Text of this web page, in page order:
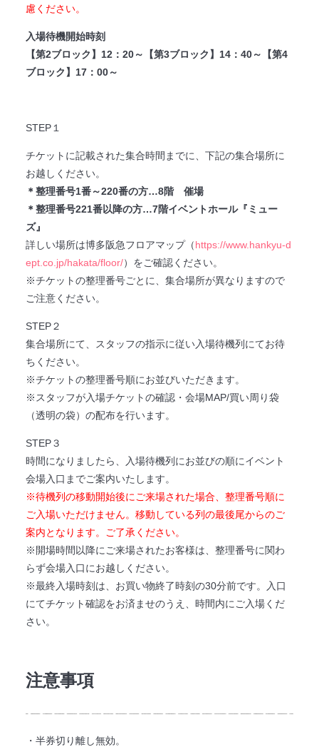
慮ください。
入場待機開始時刻
【第2ブロック】12：20～【第3ブロック】14：40～【第4
ブロック】17：00～
STEP１
チケットに記載された集合時間までに、下記の集合場所に
お越しください。
＊整理番号1番～220番の方…8階 催場
＊整理番号221番以降の方…7階イベントホール『ミュー
ズ』
詳しい場所は博多阪急フロアマップ（https://www.hankyu-d
ept.co.jp/hakata/floor/）をご確認ください。
※チケットの整理番号ごとに、集合場所が異なりますので
ご注意ください。
STEP２
集合場所にて、スタッフの指示に従い入場待機列にてお待
ちください。
※チケットの整理番号順にお並びいただきます。
※スタッフが入場チケットの確認・会場MAP/買い周り袋
（透明の袋）の配布を行います。
STEP３
時間になりましたら、入場待機列にお並びの順にイベント
会場入口までご案内いたします。
※待機列の移動開始後にご来場された場合、整理番号順に
ご入場いただけません。移動している列の最後尾からのご
案内となります。ご了承ください。
※開場時間以降にご来場されたお客様は、整理番号に関わ
らず会場入口にお越しください。
※最終入場時刻は、お買い物終了時刻の30分前です。入口
にてチケット確認をお済ませのうえ、時間内にご入場くだ
さい。
注意事項
・半券切り離し無効。